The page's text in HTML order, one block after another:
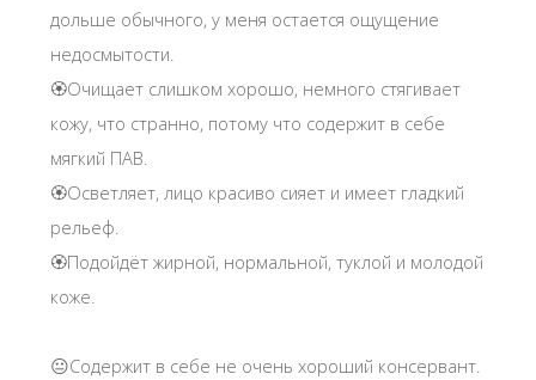
дольше обычного, у меня остается ощущение
недосмытости.
🏵Очищает слишком хорошо, немного стягивает
кожу, что странно, потому что содержит в себе
мягкий ПАВ.
🏵Осветляет, лицо красиво сияет и имеет гладкий
рельеф.
🏵Подойдёт жирной, нормальной, туклой и молодой
коже.
😐Содержит в себе не очень хороший консервант.